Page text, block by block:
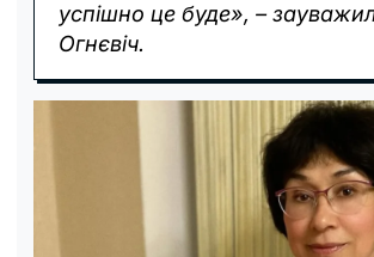
успішно це буде», –
Огнєвіч.